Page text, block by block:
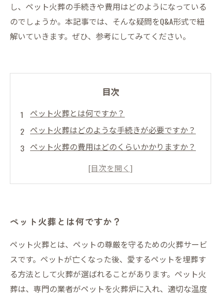
し、ペット火葬の手続きや費用はどのようになっている
のでしょうか。本記事では、そんな疑問をQ&A形式で紐
解いていきます。ぜひ、参考にしてみてください。
目次
ペット火葬とは何ですか？
ペット火葬はどのような手続きが必要ですか？
ペット火葬の費用はどのくらいかかりますか？
ペット火葬の後、どのように遺骨を受け取れば
ペット火葬とは何ですか？
ペット火葬とは、ペットの尊厳を守るための火葬サービ
スです。ペットが亡くなった後、愛するペットを埋葬す
る方法として火葬が選ばれることがあります。ペット火
葬は、専門の業者がペットを火葬炉に入れ、適切な温度